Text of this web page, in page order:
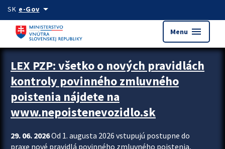
Preskocit na hlavný obsah
SK e-Govarrow_drop_down
Menu menu
Zastavit automatický posun upútavok
LEX PZP: všetko o nových pravidlách
kontroly povinného zmluvného
poistenia nájdete na
www.nepoistenevozidlo.sk
29. 06. 2026Od 1. augusta 2026 vstupujú postupne do
praxe nové pravidlá povinného zmluvného poistenia,